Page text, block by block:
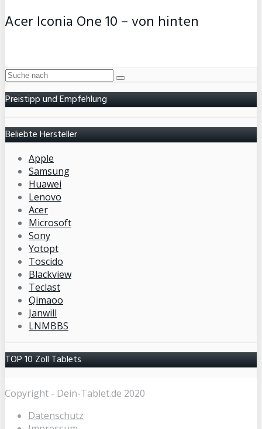
Acer Iconia One 10 – von hinten
Preistipp und Empfehlung
Beliebte Hersteller
Apple
Samsung
Huawei
Lenovo
Acer
Microsoft
Sony
Yotopt
Toscido
Blackview
Teclast
Qimaoo
Janwill
LNMBBS
TOP 10 Zoll Tablets
Copyright - Dein-Tablet.de 2020
Datenschutz